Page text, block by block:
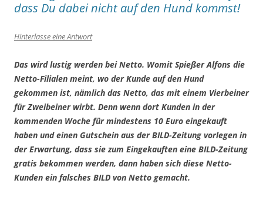
dass Du dabei nicht auf den Hund kommst!
Hinterlasse eine Antwort
Das wird lustig werden bei Netto. Womit Spießer Alfons die
Netto-Filialen meint, wo der Kunde auf den Hund
gekommen ist, nämlich das Netto, das mit einem Vierbeiner
für Zweibeiner wirbt. Denn wenn dort Kunden in der
kommenden Woche für mindestens 10 Euro eingekauft
haben und einen Gutschein aus der BILD-Zeitung vorlegen in
der Erwartung, dass sie zum Eingekauften eine BILD-Zeitung
gratis bekommen werden, dann haben sich diese Netto-
Kunden ein falsches BILD von Netto gemacht.